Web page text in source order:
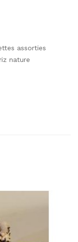
assorties
nature